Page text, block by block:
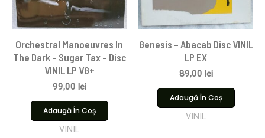
Orchestral Manoeuvres In
The Dark – Sugar Tax – Disc
VINIL LP VG+
99,00 lei
Adaugă În Coș
VINIL
Genesis – Abacab Disc VINIL
LP EX
89,00 lei
Adaugă În Coș
VINIL